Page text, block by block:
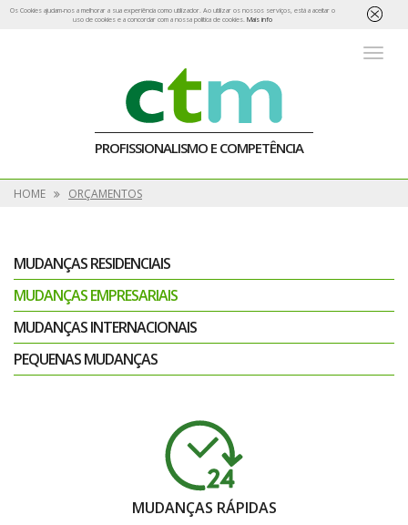
Os Cookies ajudam-nos a melhorar a sua experiência como utilizador. Ao utilizar os nossos serviços, está a aceitar o
uso de cookies e a concordar com a nossa política de cookies. Mais info
PROFISSIONALISMO E COMPETÊNCIA
HOME ORÇAMENTOS
MUDANÇAS RESIDENCIAIS
MUDANÇAS EMPRESARIAIS
MUDANÇAS INTERNACIONAIS
PEQUENAS MUDANÇAS
MUDANÇAS RÁPIDAS